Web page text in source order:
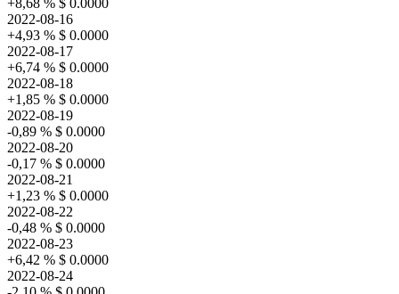
+8,68 % $ 0.0000
2022-08-16
+4,93 % $ 0.0000
2022-08-17
+6,74 % $ 0.0000
2022-08-18
+1,85 % $ 0.0000
2022-08-19
-0,89 % $ 0.0000
2022-08-20
-0,17 % $ 0.0000
2022-08-21
+1,23 % $ 0.0000
2022-08-22
-0,48 % $ 0.0000
2022-08-23
+6,42 % $ 0.0000
2022-08-24